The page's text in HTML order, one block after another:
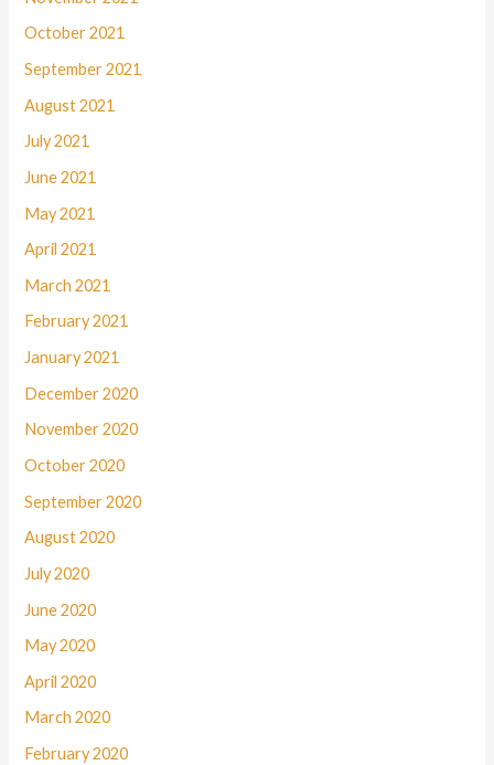
October 2021
September 2021
August 2021
July 2021
June 2021
May 2021
April 2021
March 2021
February 2021
January 2021
December 2020
November 2020
October 2020
September 2020
August 2020
July 2020
June 2020
May 2020
April 2020
March 2020
February 2020